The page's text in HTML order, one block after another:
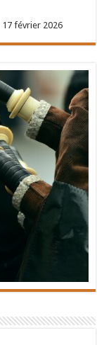
17 février 2026